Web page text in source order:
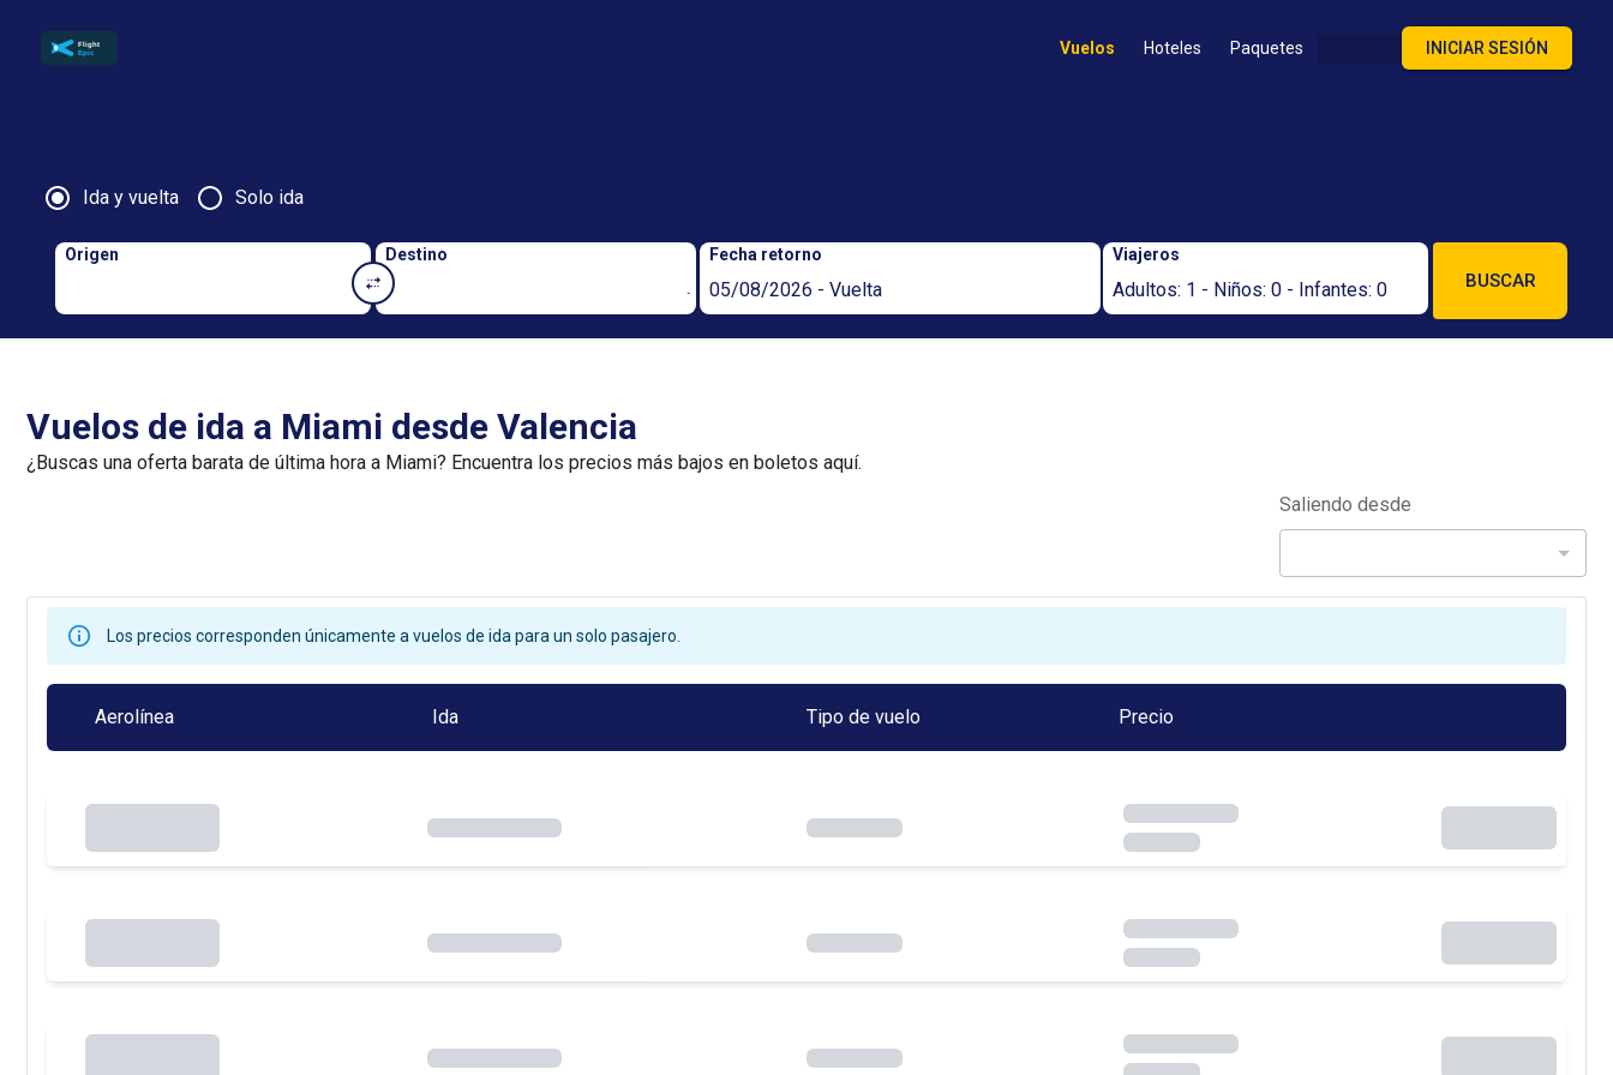
Vuelos Hoteles Paquetes INICIAR SESIÓN
Ida y vuelta Solo ida
Origen Destino Fecha retorno
05/08/2026 - Vuelta
Viajeros
Adultos: 1 - Niños: 0 - Infantes: 0 BUSCAR
Vuelos de ida a Miami desde Valencia
¿Buscas una oferta barata de última hora a Miami? Encuentra los precios más bajos en boletos aquí.
Saliendo desde
Los precios corresponden únicamente a vuelos de ida para un solo pasajero.
Aerolínea Ida Tipo de vuelo Precio